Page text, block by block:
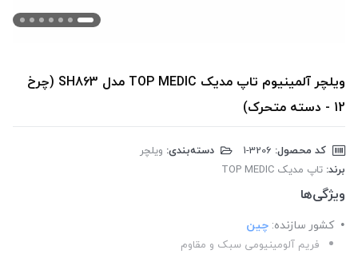
ویلچر آلمینیوم تاپ مدیک TOP MEDIC مدل SH863 (چرخ
12 - دسته متحرک)
کد محصول: دسته‌بندی: ویلچر
برند: تاپ مدیک TOP MEDIC
ویژگی‌ها
کشور سازنده: چین
فریم آلومینیومی سبک و مقاوم